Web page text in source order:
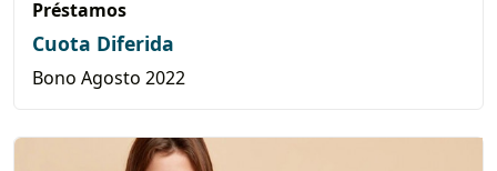
Préstamos
Cuota Diferida
Bono Agosto 2022